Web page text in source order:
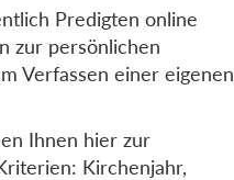
Predigten online
zur persönlichen
Verfassen einer eigenen
Ihnen hier zur
Kirchenjahr,